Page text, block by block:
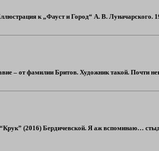
к „Фауст и Город“ А. В.
– от фамилии Бритов. Художник такой. Почти
(2016) Бердичевской. Я аж вспоминаю…